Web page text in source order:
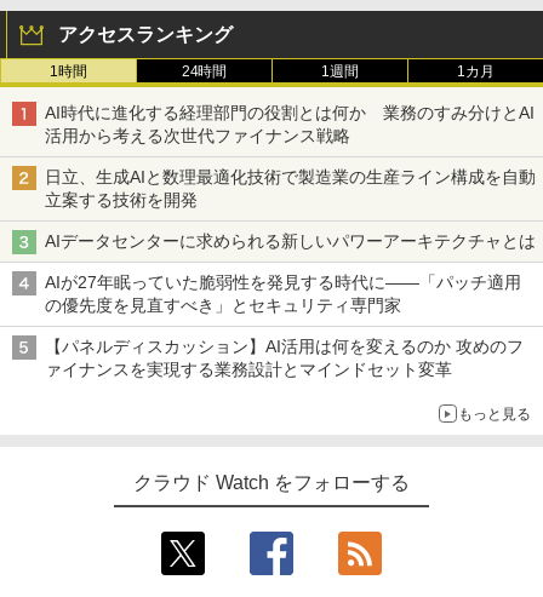
アクセスランキング
1時間 24時間 1週間 1カ月
AI時代に進化する経理部門の役割とは何か 業務のすみ分けとAI
活用から考える次世代ファイナンス戦略
日立、生成AIと数理最適化技術で製造業の生産ライン構成を自動
立案する技術を開発
AIデータセンターに求められる新しいパワーアーキテクチャとは
AIが27年眠っていた脆弱性を発見する時代に――「パッチ適用
の優先度を見直すべき」とセキュリティ専門家
【パネルディスカッション】AI活用は何を変えるのか 攻めのフ
ァイナンスを実現する業務設計とマインドセット変革
もっと見る
クラウド Watch をフォローする